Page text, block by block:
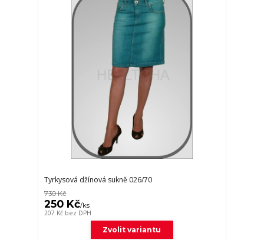
Tyrkysová džínová sukně 026/70
730 Kč
250 Kč/ks
207 Kč bez DPH
Zvolit variantu